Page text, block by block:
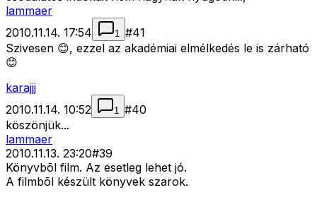
lammaer
2010.11.14. 17:54
1 #41
Szivesen 😊, ezzel az akadémiai elmélkedés le is zárható
😊
karajjj
2010.11.14. 10:52
1 #40
köszönjük...
lammaer
2010.11.13. 23:20#39
Könyvbõl film. Az esetleg lehet jó.
A filmbõl készült könyvek szarok.